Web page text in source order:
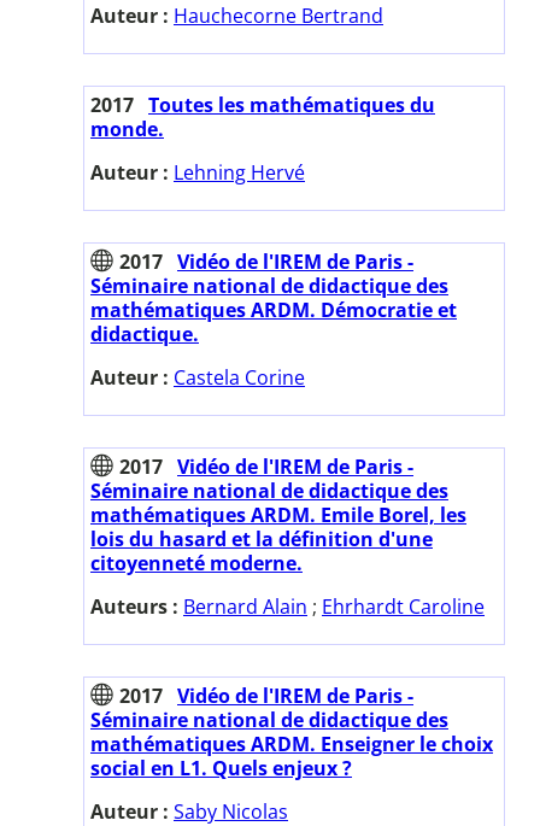
Auteur : Hauchecorne Bertrand
2017 Toutes les mathématiques du
monde.
Auteur : Lehning Hervé
2017 Vidéo de l'IREM de Paris -
Séminaire national de didactique des
mathématiques ARDM. Démocratie et
didactique.
Auteur : Castela Corine
2017 Vidéo de l'IREM de Paris -
Séminaire national de didactique des
mathématiques ARDM. Emile Borel, les
lois du hasard et la définition d'une
citoyenneté moderne.
Auteurs : Bernard Alain ; Ehrhardt Caroline
2017 Vidéo de l'IREM de Paris -
Séminaire national de didactique des
mathématiques ARDM. Enseigner le choix
social en L1. Quels enjeux ?
Auteur : Saby Nicolas